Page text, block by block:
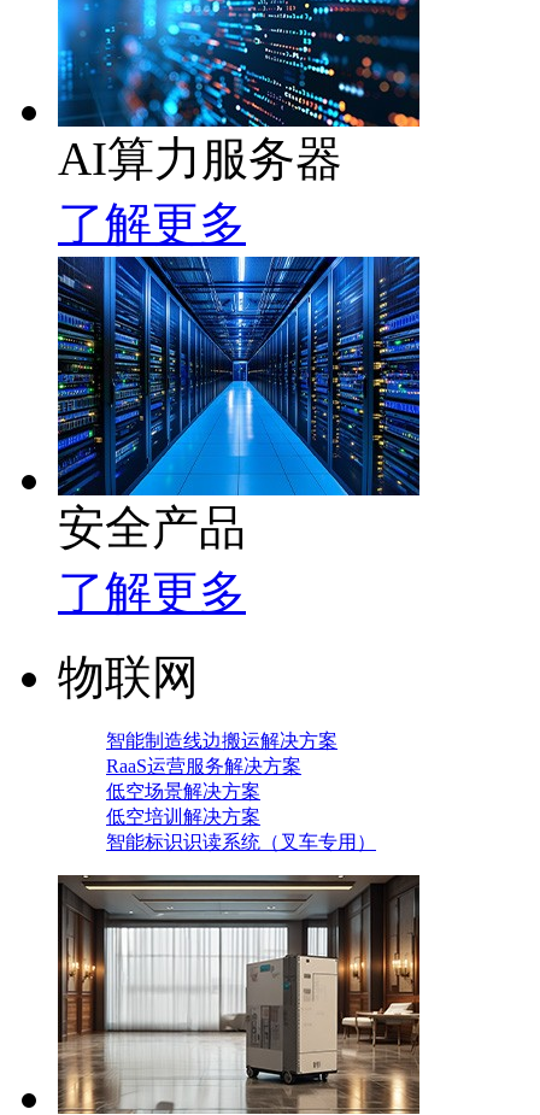
AI算力服务器
了解更多
安全产品
了解更多
物联网
智能制造线边搬运解决方案
RaaS运营服务解决方案
低空场景解决方案
低空培训解决方案
智能标识识读系统（叉车专用）